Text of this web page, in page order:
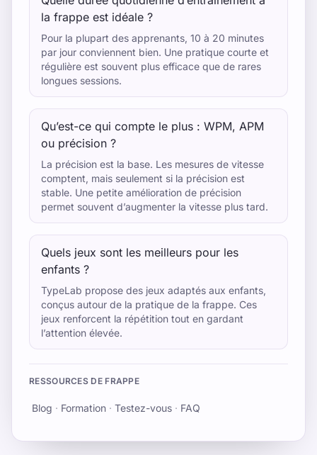
la frappe est idéale ?
Pour la plupart des apprenants, 10 à 20 minutes
par jour conviennent bien. Une pratique courte et
régulière est souvent plus efficace que de rares
longues sessions.
Qu’est-ce qui compte le plus : WPM, APM
ou précision ?
La précision est la base. Les mesures de vitesse
comptent, mais seulement si la précision est
stable. Une petite amélioration de précision
permet souvent d’augmenter la vitesse plus tard.
Quels jeux sont les meilleurs pour les
enfants ?
TypeLab propose des jeux adaptés aux enfants,
conçus autour de la pratique de la frappe. Ces
jeux renforcent la répétition tout en gardant
l’attention élevée.
RESSOURCES DE FRAPPE
Blog · Formation · Testez-vous · FAQ